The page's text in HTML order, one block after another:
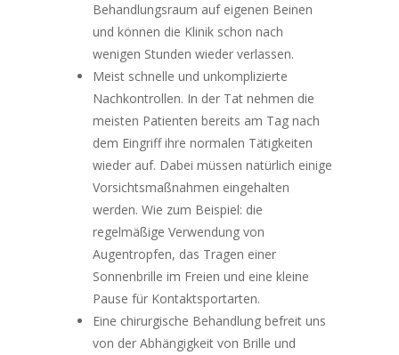
Behandlungsraum auf eigenen Beinen
und können die Klinik schon nach
wenigen Stunden wieder verlassen.
Meist schnelle und unkomplizierte
Nachkontrollen. In der Tat nehmen die
meisten Patienten bereits am Tag nach
dem Eingriff ihre normalen Tätigkeiten
wieder auf. Dabei müssen natürlich einige
Vorsichtsmaßnahmen eingehalten
werden. Wie zum Beispiel: die
regelmäßige Verwendung von
Augentropfen, das Tragen einer
Sonnenbrille im Freien und eine kleine
Pause für Kontaktsportarten.
Eine chirurgische Behandlung befreit uns
von der Abhängigkeit von Brille und